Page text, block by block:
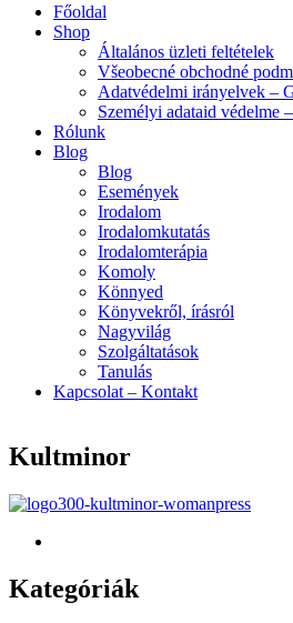
Menu
Főoldal
Shop
Általános üzleti feltételek
Všeobecné obchodné
Adatvédelmi irányelvek –
Személyi adataid védelme
Rólunk
Blog
Blog
Események
Irodalom
Irodalomkutatás
Irodalomterápia
Komoly
Könnyed
Könyvekről, írásról
Nagyvilág
Szolgáltatások
Tanulás
Kapcsolat – Kontakt
Kultminor
Kategóriák